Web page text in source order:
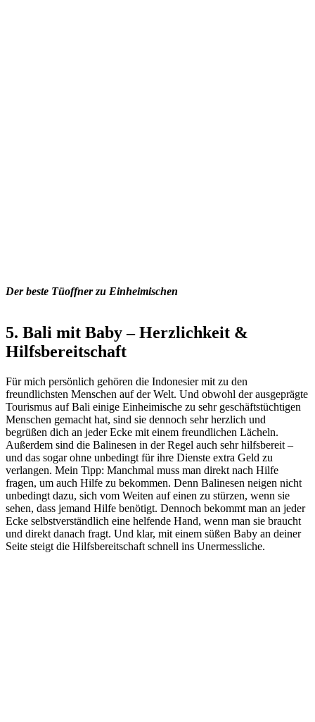
Der beste Tüoffner zu Einheimischen
5. Bali mit Baby – Herzlichkeit &
Hilfsbereitschaft
Für mich persönlich gehören die Indonesier mit zu den
freundlichsten Menschen auf der Welt. Und obwohl der ausgeprägte
Tourismus auf Bali einige Einheimische zu sehr geschäftstüchtigen
Menschen gemacht hat, sind sie dennoch sehr herzlich und
begrüßen dich an jeder Ecke mit einem freundlichen Lächeln.
Außerdem sind die Balinesen in der Regel auch sehr hilfsbereit –
und das sogar ohne unbedingt für ihre Dienste extra Geld zu
verlangen. Mein Tipp: Manchmal muss man direkt nach Hilfe
fragen, um auch Hilfe zu bekommen. Denn Balinesen neigen nicht
unbedingt dazu, sich vom Weiten auf einen zu stürzen, wenn sie
sehen, dass jemand Hilfe benötigt. Dennoch bekommt man an jeder
Ecke selbstverständlich eine helfende Hand, wenn man sie braucht
und direkt danach fragt. Und klar, mit einem süßen Baby an deiner
Seite steigt die Hilfsbereitschaft schnell ins Unermessliche.